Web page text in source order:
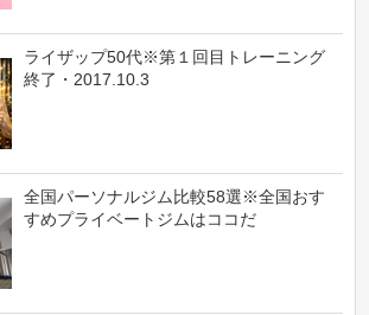
ライザップ50代※第１回目トレーニング
終了・2017.10.3
全国パーソナルジム比較58選※全国おす
すめプライベートジムはココだ